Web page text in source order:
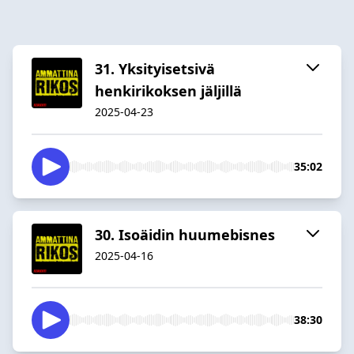
31. Yksityisetsivä
henkirikoksen jäljillä
2025-04-23
35:02
30. Isoäidin huumebisnes
2025-04-16
38:30